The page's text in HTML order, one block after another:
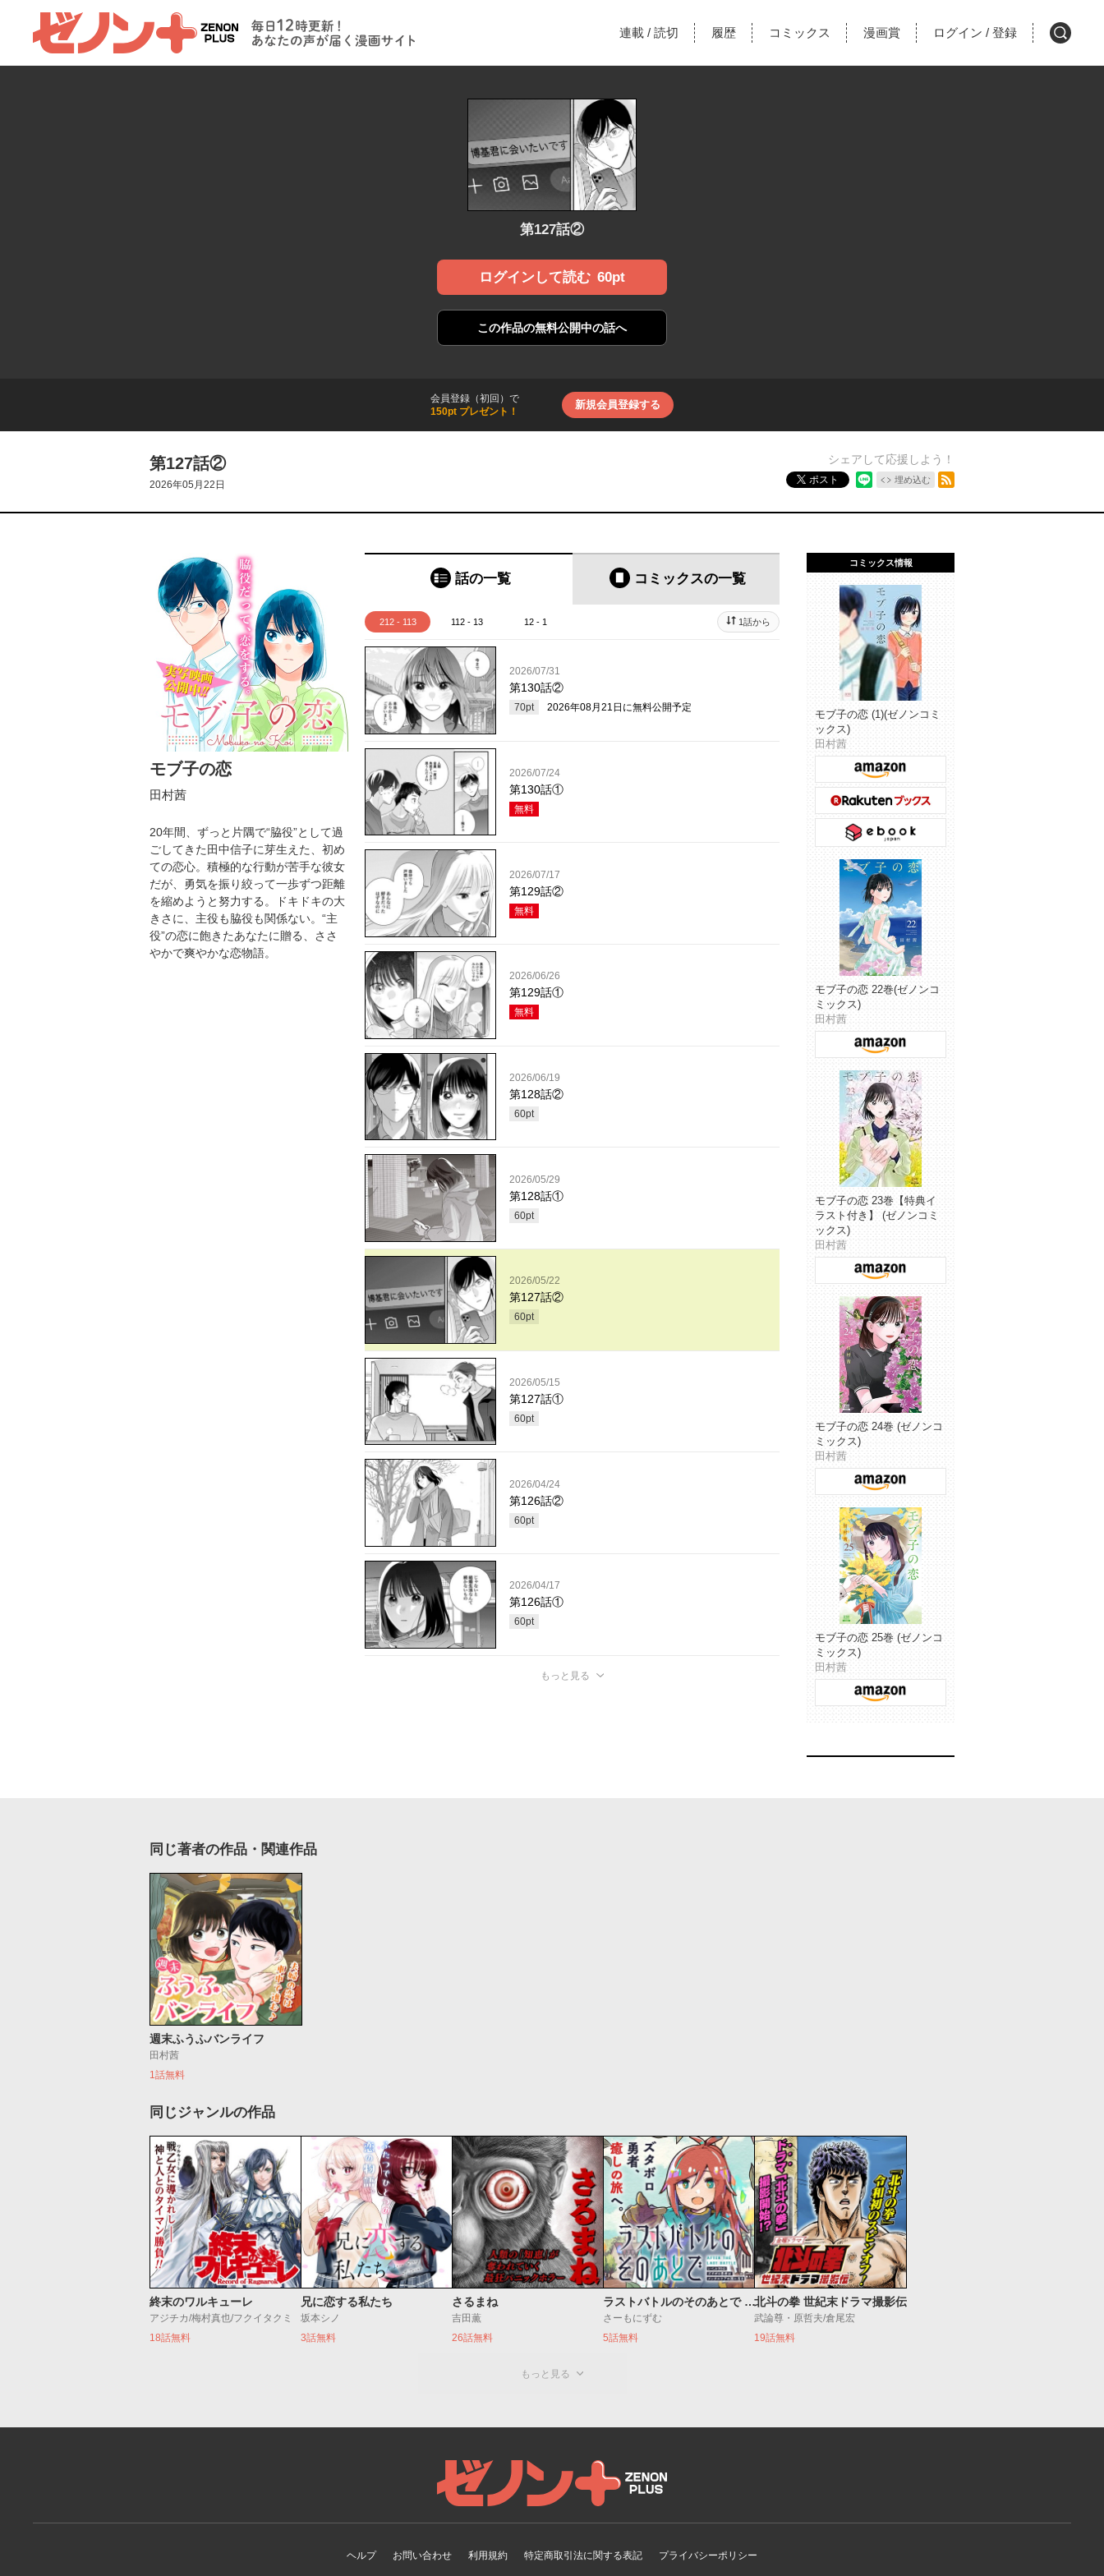
ゼノンプラス
毎日12時更新！あな
連載 / 読切 履歴 コミックス 漫画賞 ログイン / 登録 検
第127話②
ログインして読む 60pt
この作品の無料公開中の話へ
会員登録（初回）で
150pt プレゼント！
新規会員登録する
第127話②
2026年05月22日
シェアして応援しよう！
ポスト 埋め込む
モブ子の恋
田村茜
20年間、ずっと片隅で“脇役”として過
ごしてきた田中信子に芽生えた、初め
ての恋心。積極的な行動が苦手な彼女
だが、勇気を振り絞って一歩ずつ距離
を縮めようと努力する。ドキドキの大
きさに、主役も脇役も関係ない。“主
役”の恋に飽きたあなたに贈る、ささ
やかで爽やかな恋物語。
話の一覧 コミックスの一覧
212 - 113 112 - 13 12 - 1 1話から
2026/07/31
第130話②
70pt 2026年08月21日 に無料公開予定
2026/07/24
第130話①
無料
2026/07/17
第129話②
無料
2026/06/26
第129話①
無料
2026/06/19
第128話②
60pt
2026/05/29
第128話①
60pt
2026/05/22
第127話②
60pt
2026/05/15
第127話①
60pt
2026/04/24
第126話②
60pt
2026/04/17
第126話①
60pt
もっと見る
コミックス情報
モブ子の恋 (1)(ゼノンコミ
ックス)
田村茜
モブ子の恋 22巻(ゼノンコ
ミックス)
田村茜
モブ子の恋 23巻【特典イ
ラスト付き】 (ゼノンコミ
ックス)
田村茜
モブ子の恋 24巻 (ゼノンコ
ミックス)
田村茜
モブ子の恋 25巻 (ゼノンコ
ミックス)
田村茜
同じ著者の作品・関連作品
週末ふうふバンライフ
田村茜
1話無料
同じジャンルの作品
終末のワルキューレ
アジチカ/梅村真也/フクイタクミ
18話無料
兄に恋する私たち
坂本シノ
3話無料
さるまね
吉田薫
26話無料
ラストバトルのそのあとで レベル99のズタボロ勇者はメンタルケアの旅に出る
さーもにずむ
5話無料
北斗の拳 世紀末ドラマ撮影伝
武論尊・原哲夫/倉尾宏
19話無料
もっと見る
ゼノンプラス
ヘルプ お問い合わせ 利用規約 特定商取引法に関する表記 プライバシーポリシー